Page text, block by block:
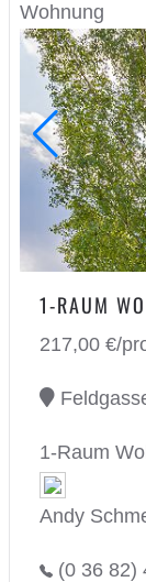
Wohnung
1-RAUM
217,00 €/
1-Raum
Andy
(0 36 82)